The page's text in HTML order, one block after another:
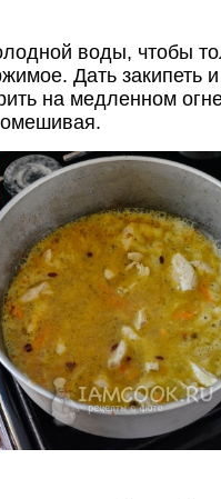
воды, чтобы
Дать закипеть
на медленном